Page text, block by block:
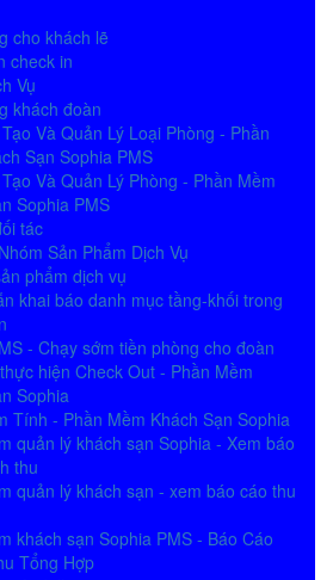
cho khách lẽ
check in
Vụ
khách đoàn
Và Quản Lý Loại Phòng - Phần
Sạn Sophia PMS
Và Quản Lý Phòng - Phần Mềm
Sophia PMS
tác
Sản Phẩm Dịch Vụ
phẩm dịch vụ
khai báo danh mục tầng-khối trong
- Chạy sớm tiền phòng cho đoàn
hiện Check Out - Phần Mềm
Sophia
Tính - Phần Mềm Khách Sạn Sophia
quản lý khách sạn Sophia - Xem báo
thu
quản lý khách sạn - xem báo cáo thu
khách sạn Sophia PMS - Báo Cáo
Tổng Hợp